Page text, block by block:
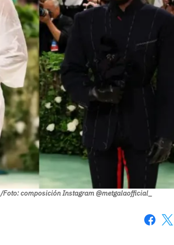
/Foto: composición Instagram @metgalaofficial_